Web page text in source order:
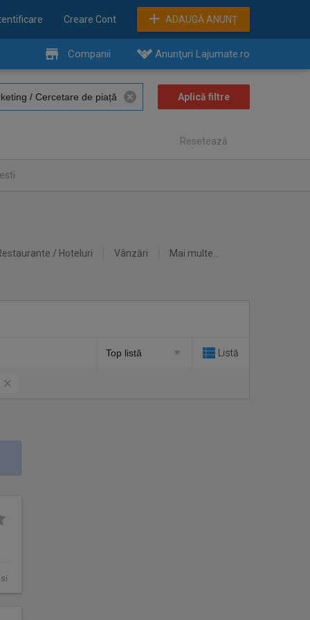
Creare Cont ADAUGĂ ANUNŢ
Companii Anunţuri Lajumate.ro
Resetează
/ Hoteluri Vânzări Mai multe...
Listă